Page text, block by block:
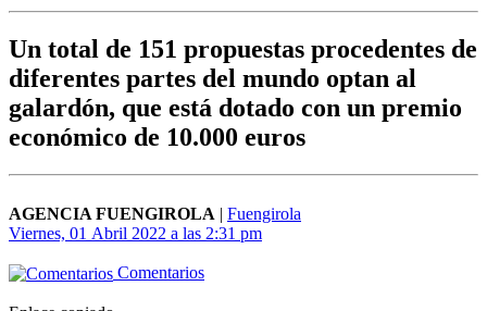
Un total de 151 propuestas procedentes de
diferentes partes del mundo optan al
galardón, que está dotado con un premio
económico de 10.000 euros
AGENCIA FUENGIROLA | Fuengirola
Viernes, 01 Abril 2022 a las 2:31 pm
Comentarios